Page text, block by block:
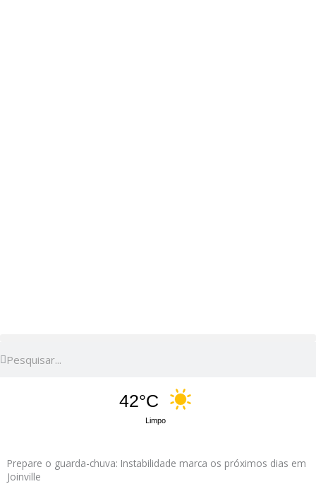
42°C
Limpo
Prepare o guarda-chuva: Instabilidade marca os próximos dias em
Joinville